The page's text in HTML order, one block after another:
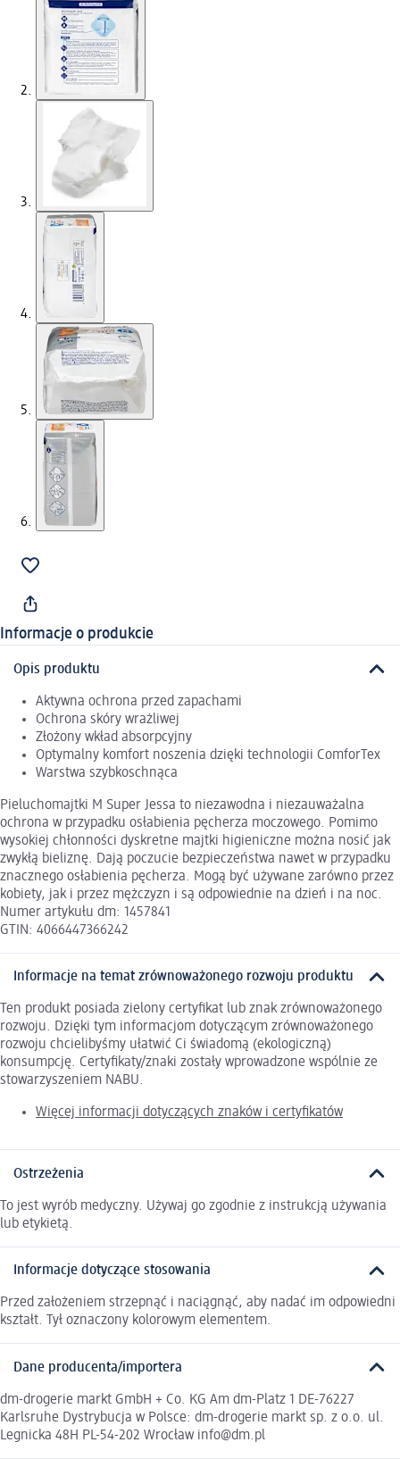
Informacje o produkcie
Opis produktu
Aktywna ochrona przed zapachami
Ochrona skóry wrażliwej
Złożony wkład absorpcyjny
Optymalny komfort noszenia dzięki technologii ComforTex
Warstwa szybkoschnąca
Pieluchomajtki M Super Jessa to niezawodna i niezauważalna
ochrona w przypadku osłabienia pęcherza moczowego. Pomimo
wysokiej chłonności dyskretne majtki higieniczne można nosić jak
zwykłą bieliznę. Dają poczucie bezpieczeństwa nawet w przypadku
znacznego osłabienia pęcherza. Mogą być używane zarówno przez
kobiety, jak i przez mężczyzn i są odpowiednie na dzień i na noc.
Numer artykułu dm: 1457841
GTIN: 4066447366242
Informacje na temat zrównoważonego rozwoju produktu
Ten produkt posiada zielony certyfikat lub znak zrównoważonego
rozwoju. Dzięki tym informacjom dotyczącym zrównoważonego
rozwoju chcielibyśmy ułatwić Ci świadomą (ekologiczną)
konsumpcję. Certyfikaty/znaki zostały wprowadzone wspólnie ze
stowarzyszeniem NABU.
Więcej informacji dotyczących znaków i certyfikatów
Ostrzeżenia
To jest wyrób medyczny. Używaj go zgodnie z instrukcją używania
lub etykietą.
Informacje dotyczące stosowania
Przed założeniem strzepnąć i naciągnąć, aby nadać im odpowiedni
kształt. Tył oznaczony kolorowym elementem.
Dane producenta/importera
dm-drogerie markt GmbH + Co. KG Am dm-Platz 1 DE-76227
Karlsruhe Dystrybucja w Polsce: dm-drogerie markt sp. z o.o. ul.
Legnicka 48H PL-54-202 Wrocław info@dm.pl